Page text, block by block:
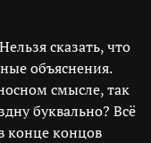
сказать, что
объяснения.
смысле, так
буквально? Всё
конце концов